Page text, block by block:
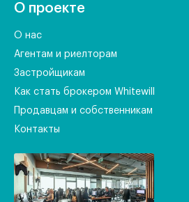
О проекте
О нас
Агентам и риелторам
Застройщикам
Как стать брокером Whitewill
Продавцам и собственникам
Контакты